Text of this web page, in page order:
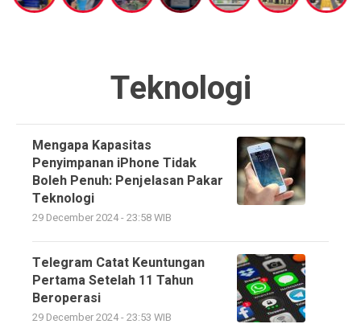
Teknologi
Mengapa Kapasitas
Penyimpanan iPhone Tidak
Boleh Penuh: Penjelasan Pakar
Teknologi
29 December 2024 - 23:58 WIB
Telegram Catat Keuntungan
Pertama Setelah 11 Tahun
Beroperasi
29 December 2024 - 23:53 WIB